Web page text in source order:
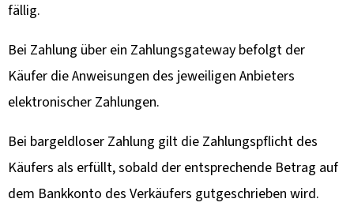
fällig.
Bei Zahlung über ein Zahlungsgateway befolgt der
Käufer die Anweisungen des jeweiligen Anbieters
elektronischer Zahlungen.
Bei bargeldloser Zahlung gilt die Zahlungspflicht des
Käufers als erfüllt, sobald der entsprechende Betrag auf
dem Bankkonto des Verkäufers gutgeschrieben wird.